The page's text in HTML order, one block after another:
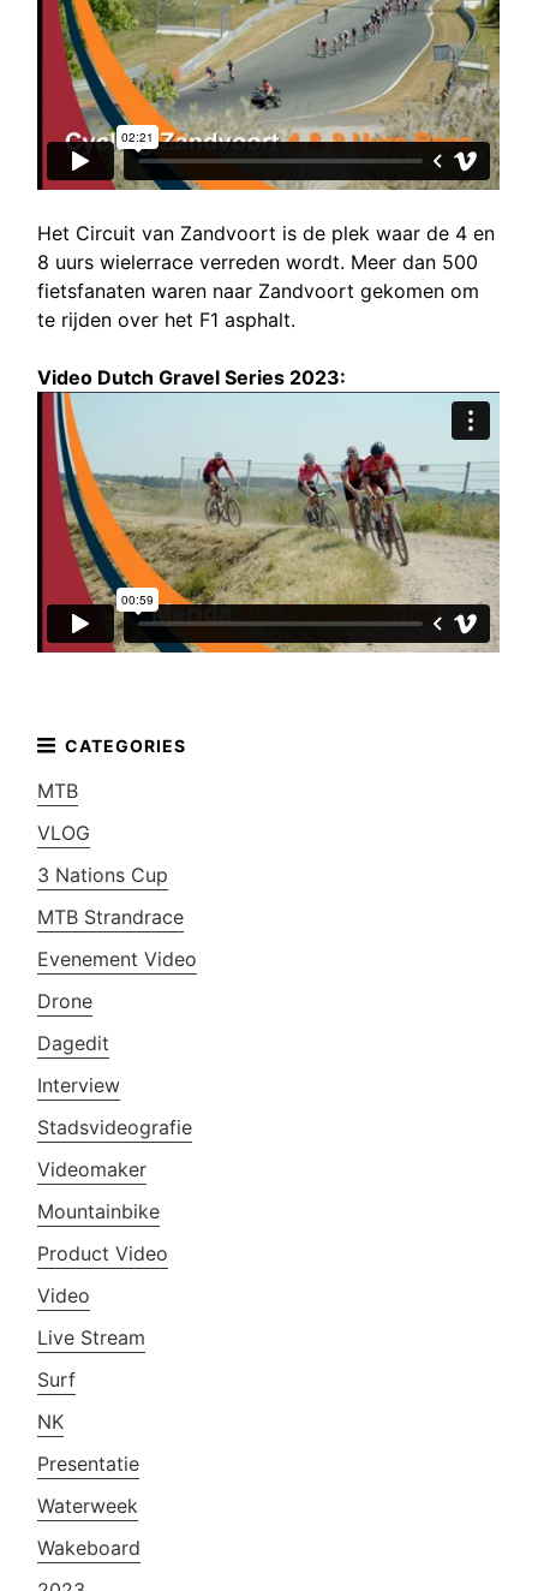
Het Circuit van Zandvoort is de plek waar de 4 en
8 uurs wielerrace verreden wordt. Meer dan 500
fietsfanaten waren naar Zandvoort gekomen om
te rijden over het F1 asphalt.
Video Dutch Gravel Series 2023:
MTB
VLOG
3 Nations Cup
MTB Strandrace
Evenement Video
Drone
Dagedit
Interview
Stadsvideografie
Videomaker
Mountainbike
Product Video
Video
Live Stream
Surf
NK
Presentatie
Waterweek
Wakeboard